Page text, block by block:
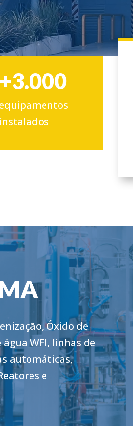
+3.000
equipamentos
instalados
Óxido de
WFI, linhas de
automáticas,
e